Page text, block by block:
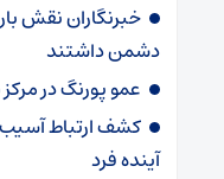
خبرنگاران نقش
دشمن داشتند
عمو پورنگ در
کشف ارتباط
آینده فرد